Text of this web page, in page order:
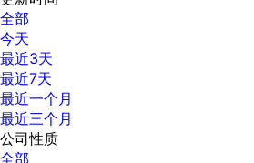
全部
今天
最近3天
最近7天
最近一个月
最近三个月
公司性质
全部